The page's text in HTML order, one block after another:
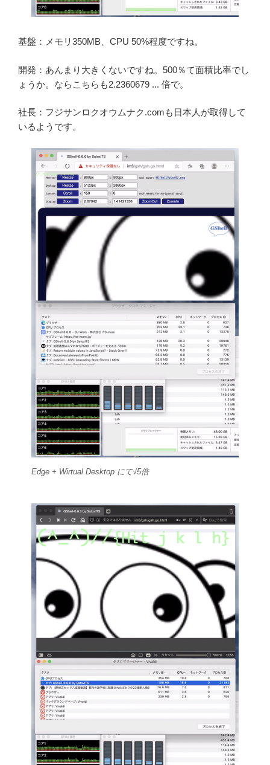
基盤：メモリ350MB、CPU 50%程度ですね。
開発：あんまり大きくないですね。500％て面積比率でし
ょうか。ならこちらも2.2360679 ... 倍で。
社長：フジサンロクオウムナク.comも日本人が取得して
いるようです。
Edge + Wirtual Desktop にて√5倍